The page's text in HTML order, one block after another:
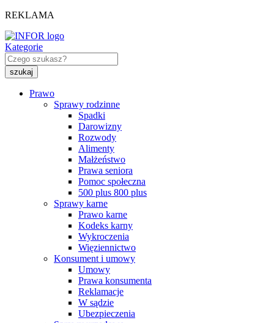
REKLAMA
Kategorie
Prawo
Sprawy rodzinne
Spadki
Darowizny
Rozwody
Alimenty
Małżeństwo
Prawa seniora
Pomoc społeczna
500 plus 800 plus
Sprawy karne
Prawo karne
Kodeks karny
Wykroczenia
Więziennictwo
Konsument i umowy
Umowy
Prawa konsumenta
Reklamacje
W sądzie
Ubezpieczenia